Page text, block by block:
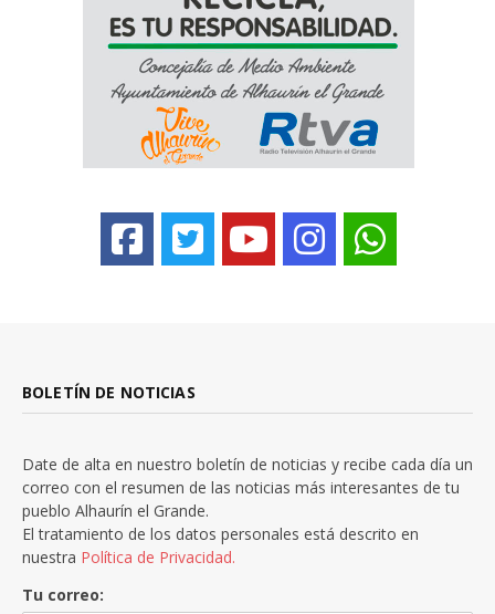
BOLETÍN DE NOTICIAS
Date de alta en nuestro boletín de noticias y recibe cada día un
correo con el resumen de las noticias más interesantes de tu
pueblo Alhaurín el Grande.
El tratamiento de los datos personales está descrito en
nuestra Política de Privacidad.
Tu correo: